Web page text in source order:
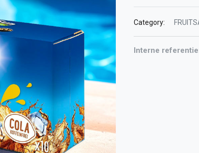
Category:
Interne